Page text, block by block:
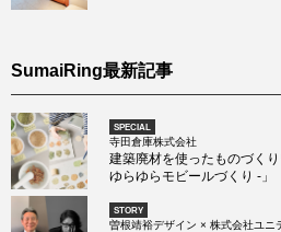
SumaiRing最新記事
SPECIAL
寺田倉庫株式会社
建築廃材を使ったものづく
ゆらゆらモビールづくり -」
STORY
曽根靖裕デザイン × 株式会社ユニ